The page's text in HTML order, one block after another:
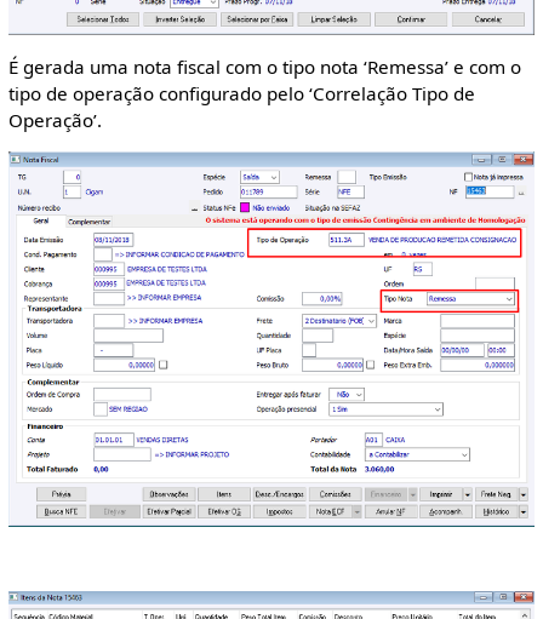
É gerada uma nota fiscal com o tipo nota ‘Remessa’ e com o
tipo de operação configurado pelo ‘Correlação Tipo de
Operação’.